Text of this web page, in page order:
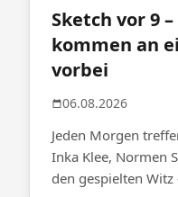
Sketch vor 9
kommen an
vorbei
06.08.2026
Jeden Morgen
Inka Klee, Normen
den gespielten Witz